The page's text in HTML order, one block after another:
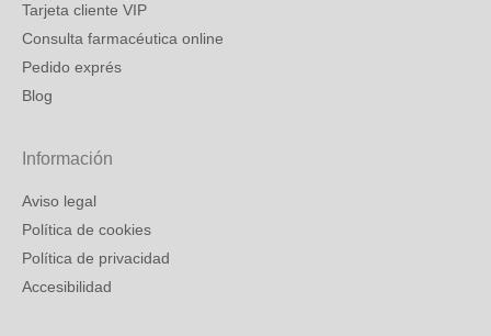
Tarjeta cliente VIP
Consulta farmacéutica online
Pedido exprés
Blog
Información
Aviso legal
Política de cookies
Política de privacidad
Accesibilidad